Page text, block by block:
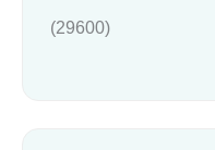
(29600)